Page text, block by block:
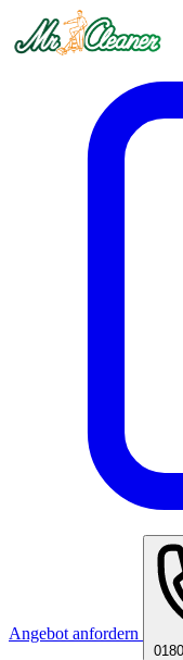
Angebot anfordern